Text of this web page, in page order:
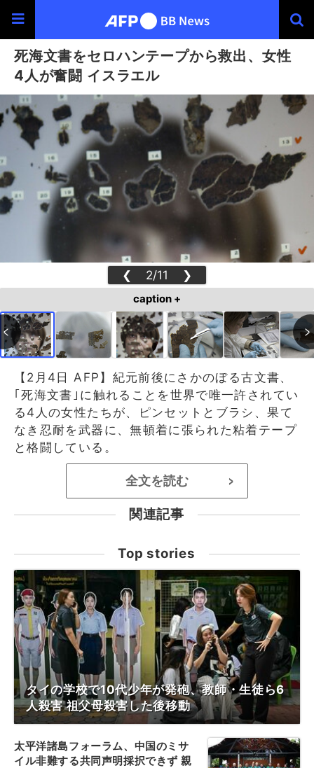
死海文書をセロハンテープから救出、女性
4人が奮闘 イスラエル
❮ 2/11 ❯
caption +
【2月4日 AFP】紀元前後にさかのぼる古文書、
｢死海文書｣に触れることを世界で唯一許されてい
る4人の女性たちが、ピンセットとブラシ、果て
なき忍耐を武器に、無頓着に張られた粘着テープ
と格闘している。
全文を読む >
関連記事
Top stories
タイの学校で10代少年が発砲、教師・生徒ら6
人殺害 祖父母殺害した後移動
太平洋諸島フォーラム、中国のミサ
イル非難する共同声明採択できず 親